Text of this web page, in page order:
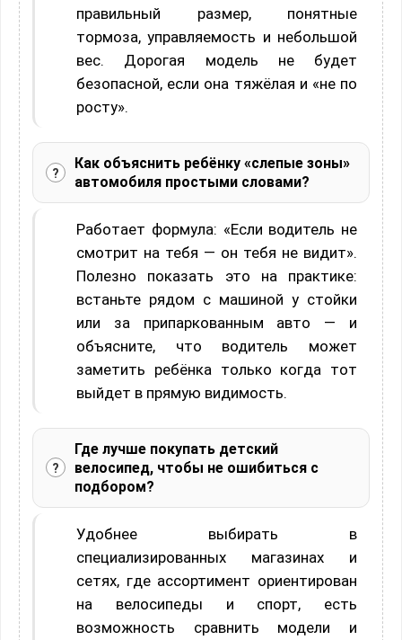
правильный размер, понятные
тормоза, управляемость и небольшой
вес. Дорогая модель не будет
безопасной, если она тяжёлая и «не по
росту».
Как объяснить ребёнку «слепые зоны»
автомобиля простыми словами?
Работает формула: «Если водитель не
смотрит на тебя — он тебя не видит».
Полезно показать это на практике:
встаньте рядом с машиной у стойки
или за припаркованным авто — и
объясните, что водитель может
заметить ребёнка только когда тот
выйдет в прямую видимость.
Где лучше покупать детский
велосипед, чтобы не ошибиться с
подбором?
Удобнее выбирать в
специализированных магазинах и
сетях, где ассортимент ориентирован
на велосипеды и спорт, есть
возможность сравнить модели и